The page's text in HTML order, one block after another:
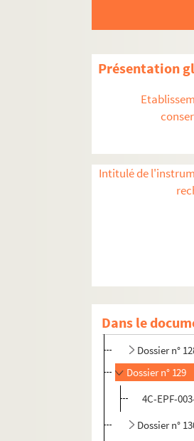
Présentation
Intitulé de
Dans le
Dossier n°
Dossier n°
Dossier n° 119
Dossier n°
Dossier n°
Dossier n° 125
Dossier n° 126
Dossier n°
Dossier n°
Dossier n° 129
4C-EPF-
Dossier n°